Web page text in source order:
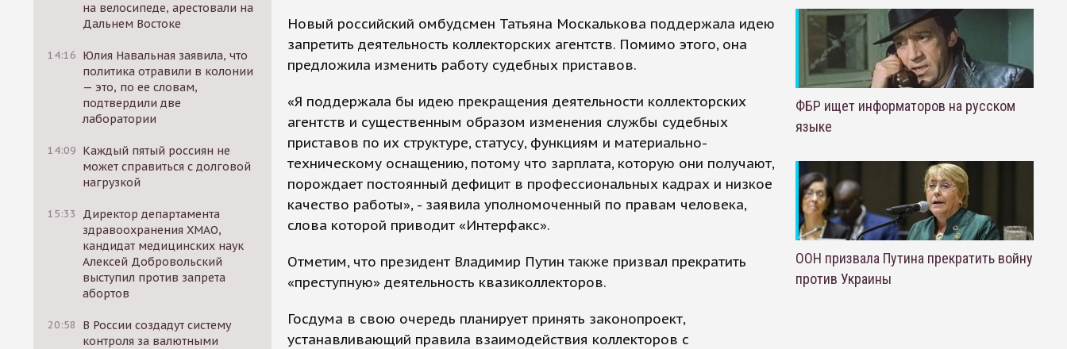
на велосипеде, арестовали на
Дальнем Востоке
14:16 Юлия Навальная заявила, что
политика отравили в колонии
— это, по ее словам,
подтвердили две
лаборатории
14:09 Каждый пятый россиян не
может справиться с долговой
нагрузкой
15:33
Директор департамента
здравоохранения ХМАО,
кандидат медицинских наук
Алексей Добровольский
выступил против запрета
абортов
20:58
В России создадут систему
контроля за валютными
Новый российский омбудсмен Татьяна Москалькова поддержала идею
запретить деятельность коллекторских агентств. Помимо этого, она
предложила изменить работу судебных приставов.
«Я поддержала бы идею прекращения деятельности коллекторских
агентств и существенным образом изменения службы судебных
приставов по их структуре, статусу, функциям и материально-
техническому оснащению, потому что зарплата, которую они получают,
порождает постоянный дефицит в профессиональных кадрах и низкое
качество работы», - заявила уполномоченный по правам человека,
слова которой приводит «Интерфакс».
Отметим, что президент Владимир Путин также призвал прекратить
«преступную» деятельность квазиколлекторов.
Госдума в свою очередь планирует принять законопроект,
устанавливающий правила взаимодействия коллекторов с
ФБР ищет информаторов на русском
языке
ООН призвала Путина прекратить войну
против Украины